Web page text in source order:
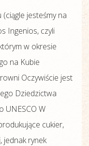
jesteśmy na
Ingenios, czyli
w okresie
na Kubie
Oczywiście jest
Dziedzictwa
UNESCO W
cukier,
jednak rynek